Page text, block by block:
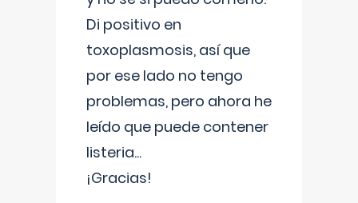
Di positivo en
toxoplasmosis, así que
por ese lado no tengo
problemas, pero ahora he
leído que puede contener
listeria...
¡Gracias!